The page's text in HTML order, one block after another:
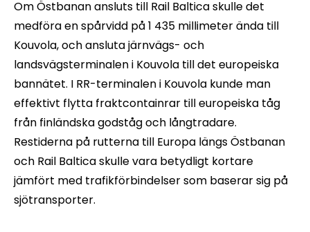
Om Östbanan ansluts till Rail Baltica skulle det
medföra en spårvidd på 1 435 millimeter ända till
Kouvola, och ansluta järnvägs- och
landsvägsterminalen i Kouvola till det europeiska
bannätet. I RR-terminalen i Kouvola kunde man
effektivt flytta fraktcontainrar till europeiska tåg
från finländska godståg och långtradare.
Restiderna på rutterna till Europa längs Östbanan
och Rail Baltica skulle vara betydligt kortare
jämfört med trafikförbindelser som baserar sig på
sjötransporter.